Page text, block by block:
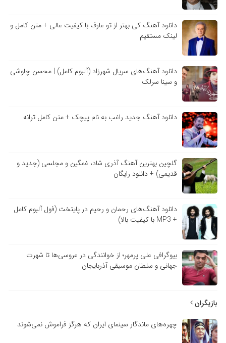
دانلود آهنگ کی بهتر از تو عارف با کیفیت عالی + متن کامل و
لینک مستقیم
دانلود آهنگ‌های سریال شهرزاد (آلبوم کامل) | محسن چاوشی
و سینا سرلک
دانلود آهنگ جدید راغب به نام پیچک + متن کامل ترانه
گلچین بهترین آهنگ آذری شاد، غمگین و مجلسی (جدید و
قدیمی) + دانلود رایگان
دانلود آهنگ‌های رحمان و رحیم در پایتخت (فول آلبوم کامل
+ MP3 با کیفیت بالا)
بیوگرافی علی پرمهر؛ از خوانندگی در عروسی‌ها تا شهرت
جهانی و سلطان موسیقی آذربایجان
بازیگران
چهره‌های ماندگار سینمای ایران که هرگز فراموش نمی‌شوند